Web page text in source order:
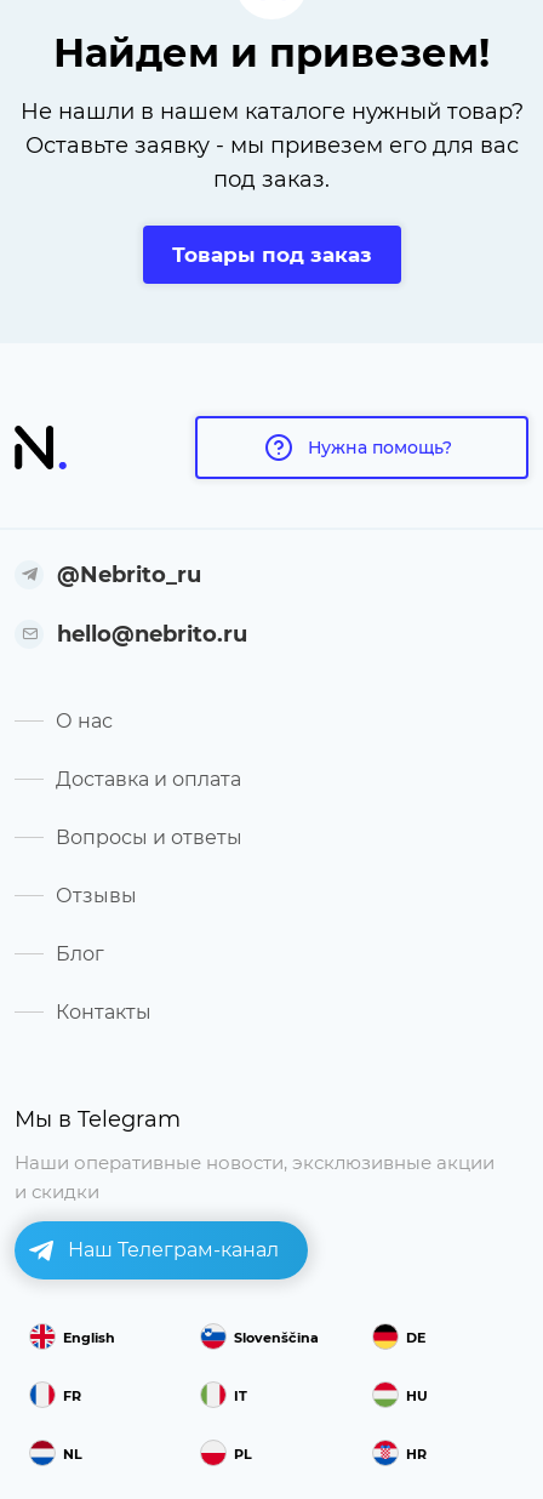
Найдем и привезем!
Не нашли в нашем каталоге нужный товар?
Оставьте заявку - мы привезем его для вас
под заказ.
Товары под заказ
Нужна помощь?
Мы в Telegram
Наши оперативные новости, эксклюзивные акции
и скидки
Наш Телеграм-канал
English Slovenščina DE
FR IT HU
NL PL HR
@Nebrito_ru
hello@nebrito.ru
О нас
Доставка и оплата
Вопросы и ответы
Отзывы
Блог
Контакты